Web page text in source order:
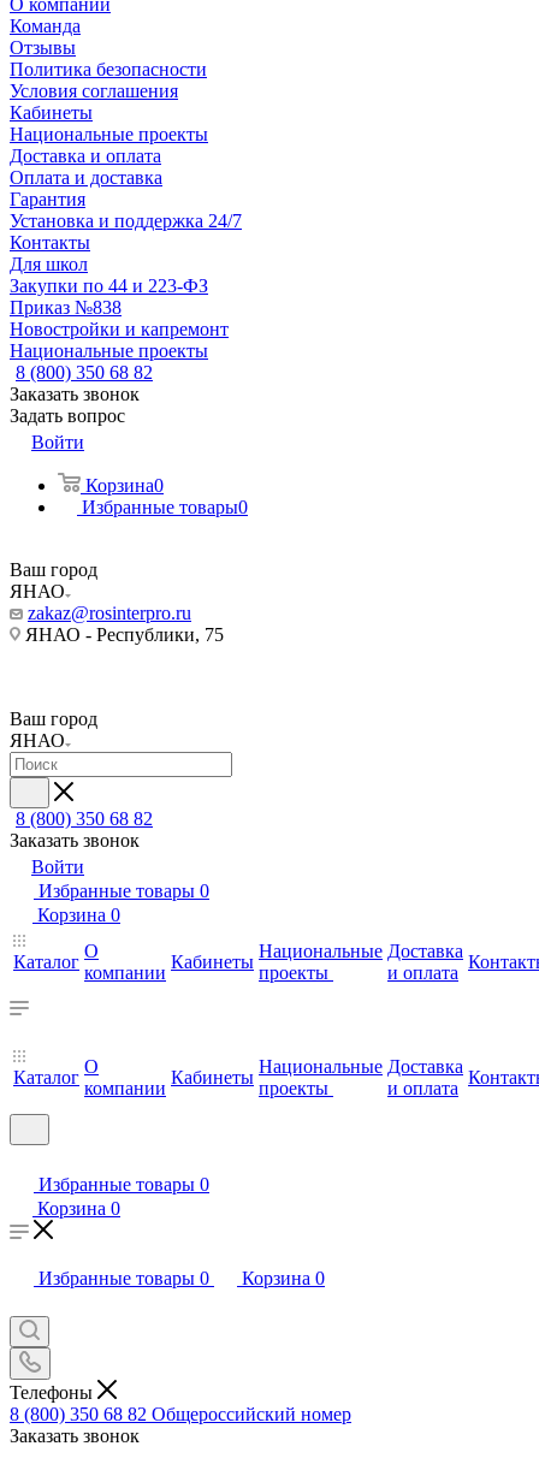
О компании
Команда
Отзывы
Политика безопасности
Условия соглашения
Кабинеты
Национальные проекты
Доставка и оплата
Оплата и доставка
Гарантия
Установка и поддержка 24/7
Контакты
Для школ
Закупки по 44 и 223-ФЗ
Приказ №838
Новостройки и капремонт
Национальные проекты
8 (800) 350 68 82
Заказать звонок
Задать вопрос
Войти
Корзина0
Избранные товары0
Ваш город
ЯНАО
zakaz@rosinterpro.ru
ЯНАО - Республики, 75
Ваш город
ЯНАО
8 (800) 350 68 82
Заказать звонок
Войти
Избранные товары 0
Корзина 0
Каталог
О
компании
Кабинеты
Национальные
проекты
Доставка
и оплата
Каталог
О
компании
Кабинеты
Национальные
проекты
Доставка
и оплата
Избранные товары 0
Корзина 0
Избранные товары 0 Корзина 0
Телефоны
8 (800) 350 68 82 Общероссийский номер
Заказать звонок